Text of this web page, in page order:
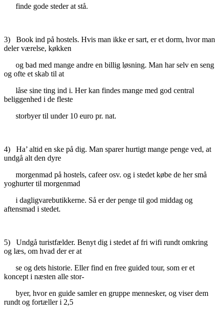
finde gode steder at stå.
3) Book ind på hostels. Hvis man ikke er sart, er et dorm, hvor man
deler værelse, køkken
og bad med mange andre en billig løsning. Man har selv en seng
og ofte et skab til at
låse sine ting ind i. Her kan findes mange med god central
beliggenhed i de fleste
storbyer til under 10 euro pr. nat.
4) Ha’ altid en ske på dig. Man sparer hurtigt mange penge ved, at
undgå alt den dyre
morgenmad på hostels, cafeer osv. og i stedet købe de her små
yoghurter til morgenmad
i dagligvarebutikkerne. Så er der penge til god middag og
aftensmad i stedet.
5) Undgå turistfælder. Benyt dig i stedet af fri wifi rundt omkring
og læs, om hvad der er at
se og dets historie. Eller find en free guided tour, som er et
koncept i næsten alle stor-
byer, hvor en guide samler en gruppe mennesker, og viser dem
rundt og fortæller i 2,5